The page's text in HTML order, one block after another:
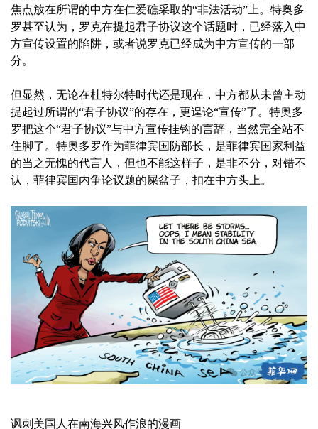
焦点放在所谓的中方在仁爱礁采取的“非法活动”上。特奥多
罗甚至认为，罗克在提起君子协议这个话题时，已经落入中
方宣传设置的陷阱，或者说罗克已经成为中方宣传的一部
分。
但显然，无论在杜特尔特时代还是现在，中方都从未曾主动
提起过所谓的“君子协议”的存在，更遑论“宣传”了。特奥多
罗把这个“君子协议”与中方宣传挂钩的言辞，当然完全站不
住脚了。特奥多罗作为菲律宾国防部长，是菲律宾国家利益
的当之无愧的代言人，但也不能这样子，是非不分，对错不
认，菲律宾国内争论议题的屎盆子，扣在中方头上。
讽刺美国人在南海兴风作浪的漫画